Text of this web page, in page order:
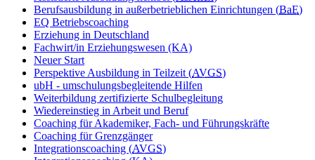
Berufsausbildung in außerbetrieblichen Einrichtungen (BaE)
EQ Betriebscoaching
Erziehung in Deutschland
Fachwirt/in Erziehungswesen (KA)
Neuer Start
Perspektive Ausbildung in Teilzeit (AVGS)
ubH - umschulungsbegleitende Hilfen
Weiterbildung zertifizierte Schulbegleitung
Wiedereinstieg in Arbeit und Beruf
Coaching für Akademiker, Fach- und Führungskräfte
Coaching für Grenzgänger
Integrationscoaching (AVGS)